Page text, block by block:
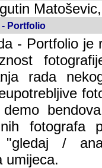
- Portfolio
- Portfolio je
rada
fotografa
"gledaj /
umijeca.